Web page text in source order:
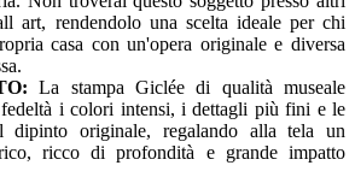
art, rendendolo una scelta ideale per chi
casa con un'opera originale e diversa
La stampa Giclée di qualità museale
fedeltà i colori intensi, i dettagli più fini e le
dipinto originale, regalando alla tela un
ricco di profondità e grande impatto